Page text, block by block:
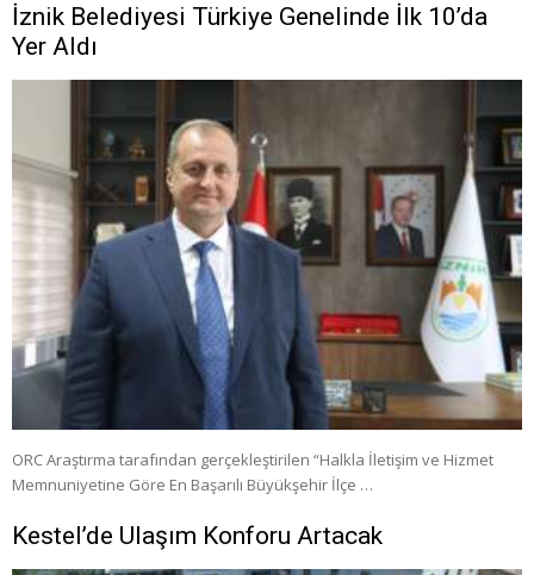
İznik Belediyesi Türkiye Genelinde İlk 10’da
Yer Aldı
ORC Araştırma tarafından gerçekleştirilen “Halkla İletişim ve Hizmet
Memnuniyetine Göre En Başarılı Büyükşehir İlçe …
Kestel’de Ulaşım Konforu Artacak